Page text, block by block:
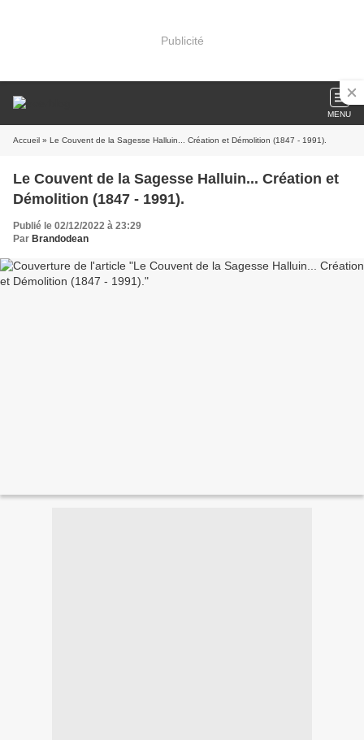
Publicité
MENU
Accueil » Le Couvent de la Sagesse Halluin... Création et Démolition (1847 - 1991).
Le Couvent de la Sagesse Halluin... Création et
Démolition (1847 - 1991).
Publié le 02/12/2022 à 23:29
Par Brandodean